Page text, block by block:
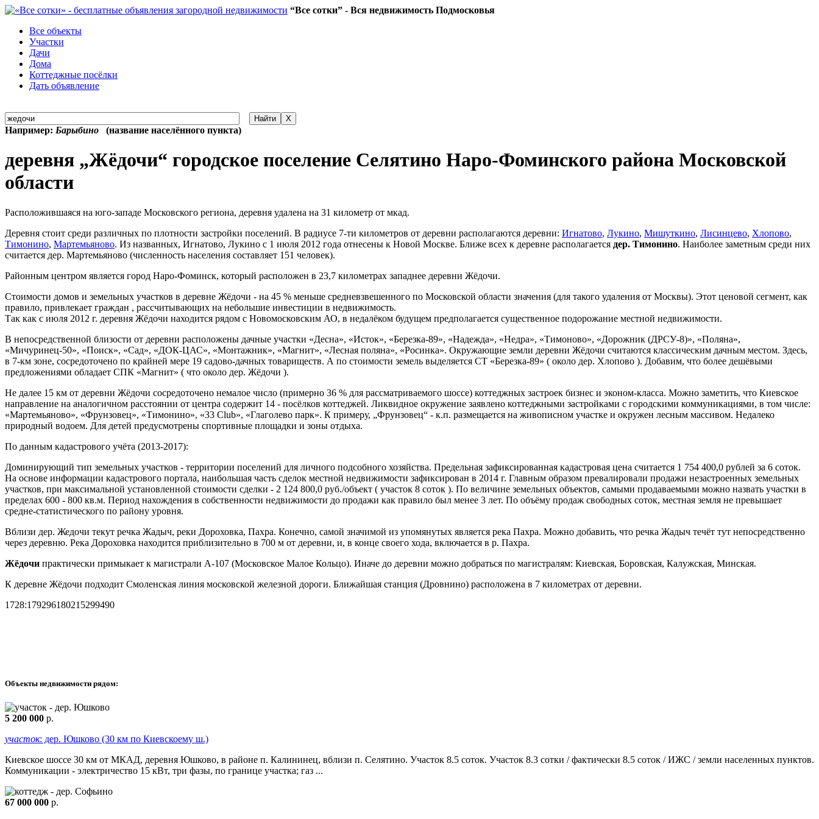
“Все сотки” - Вся недвижимость Подмосковья
Все объекты
Участки
Дачи
Дома
Коттеджные посёлки
Дать объявление
Найти X
Например: Барыбино (название населённого пункта)
деревня „Жёдочи“ городское поселение Селятино Наро-Фоминского района Московской
области
Расположившаяся на юго-западе Московского региона, деревня удалена на 31 километр от мкад.
Деревня стоит среди различных по плотности застройки поселений. В радиусе 7-ти километров от деревни располагаются деревни: Игнатово, Лукино, Мишуткино, Лисинцево, Хлопово,
Тимонино, Мартемьяново. Из названных, Игнатово, Лукино с 1 июля 2012 года отнесены к Новой Москве. Ближе всех к деревне располагается дер. Тимонино. Наиболее заметным среди них
считается дер. Мартемьяново (численность населения составляет 151 человек).
Районным центром является город Наро-Фоминск, который расположен в 23,7 километрах западнее деревни Жёдочи.
Стоимости домов и земельных участков в деревне Жёдочи - на 45 % меньше средневзвешенного по Московской области значения (для такого удаления от Москвы). Этот ценовой сегмент, как
правило, привлекает граждан , рассчитывающих на небольшие инвестиции в недвижимость.
Так как с июля 2012 г. деревня Жёдочи находится рядом с Новомосковским АО, в недалёком будущем предполагается существенное подорожание местной недвижимости.
В непосредственной близости от деревни расположены дачные участки «Десна», «Исток», «Березка-89», «Надежда», «Недра», «Тимоново», «Дорожник (ДРСУ-8)», «Поляна»,
«Мичуринец-50», «Поиск», «Сад», «ДОК-ЦАС», «Монтажник», «Магнит», «Лесная поляна», «Росинка». Окружающие земли деревни Жёдочи считаются классическим дачным местом. Здесь,
в 7-км зоне, сосредоточено по крайней мере 19 садово-дачных товариществ. А по стоимости земель выделяется СТ «Березка-89» ( около дер. Хлопово ). Добавим, что более дешёвыми
предложениями обладает СПК «Магнит» ( что около дер. Жёдочи ).
Не далее 15 км от деревни Жёдочи сосредоточено немалое число (примерно 36 % для рассматриваемого шоссе) коттеджных застроек бизнес и эконом-класса. Можно заметить, что Киевское
направление на аналогичном расстоянии от центра содержит 14 - посёлков коттеджей. Ликвидное окружение заявлено коттеджными застройками с городскими коммуникациями, в том числе:
«Мартемьяново», «Фрунзовец», «Тимонино», «33 Club», «Глаголево парк». К примеру, „Фрунзовец“ - к.п. размещается на живописном участке и окружен лесным массивом. Недалеко
природный водоем. Для детей предусмотрены спортивные площадки и зоны отдыха.
По данным кадастрового учёта (2013-2017):
Доминирующий тип земельных участков - территории поселений для личного подсобного хозяйства. Предельная зафиксированная кадастровая цена считается 1 754 400,0 рублей за 6 соток.
На основе информации кадастрового портала, наибольшая часть сделок местной недвижимости зафиксирован в 2014 г. Главным образом превалировали продажи незастроенных земельных
участков, при максимальной установленной стоимости сделки - 2 124 800,0 руб./объект ( участок 8 соток ). По величине земельных объектов, самыми продаваемыми можно назвать участки в
пределах 600 - 800 кв.м. Период нахождения в собственности недвижимости до продажи как правило был менее 3 лет. По объёму продаж свободных соток, местная земля не превышает
средне-статистического по району уровня.
Вблизи дер. Жедочи текут речка Жадыч, реки Дороховка, Пахра. Конечно, cамой значимой из упомянутых является река Пахра. Можно добавить, что речка Жадыч течёт тут непосредственно
через деревню. Река Дороховка находится приблизительно в 700 м от деревни, и, в конце своего хода, включается в р. Пахра.
Жёдочи практически примыкает к магистрали A-107 (Московское Малое Кольцо). Иначе до деревни можно добраться по магистралям: Киевская, Боровская, Калужская, Минская.
К деревне Жёдочи подходит Смоленская линия московской железной дороги. Ближайшая станция (Дровнино) расположена в 7 километрах от деревни.
1728:179296180215299490
Объекты недвижимости рядом:
5 200 000 р.
участок: дер. Юшково (30 км по Киевскоему ш.)
Киевское шоссе 30 км от МКАД, деревня Юшково, в районе п. Калининец, вблизи п. Селятино. Участок 8.5 соток. Участок 8.3 сотки / фактически 8.5 соток / ИЖС / земли населенных пунктов.
Коммуникации - электричество 15 кВт, три фазы, по границе участка; газ ...
67 000 000 р.